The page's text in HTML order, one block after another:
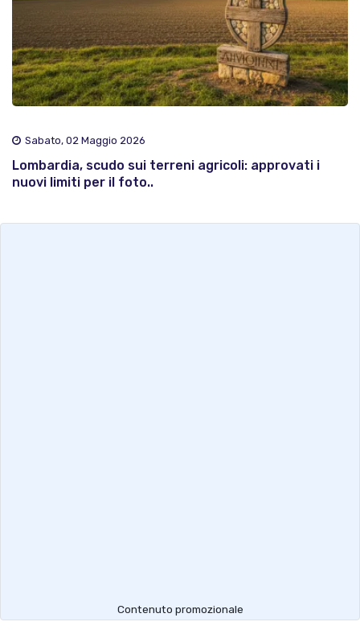
Sabato, 02 Maggio 2026
Lombardia, scudo sui terreni agricoli: approvati i
nuovi limiti per il foto..
Contenuto promozionale